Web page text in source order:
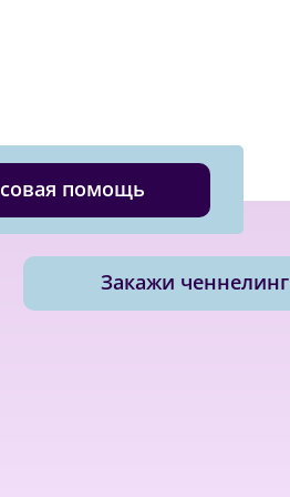
помощь
Закажи ченнелинг